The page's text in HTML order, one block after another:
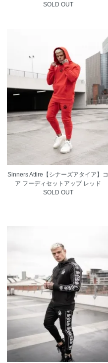
SOLD OUT
Sinners Attire【シナーズアタイア】コ
ア フーディセットアップ レッド
SOLD OUT